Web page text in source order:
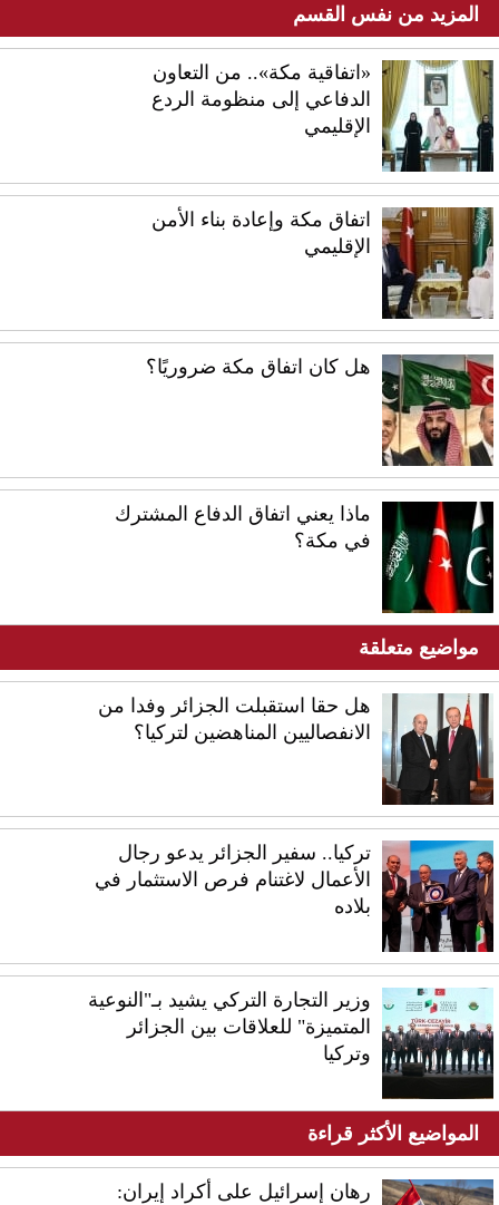
المزيد من نفس القسم
«اتفاقية مكة».. من التعاون
الدفاعي إلى منظومة الردع
الإقليمي
اتفاق مكة وإعادة بناء الأمن
الإقليمي
هل كان اتفاق مكة ضروريًا؟
ماذا يعني اتفاق الدفاع المشترك
في مكة؟
مواضيع متعلقة
هل حقا استقبلت الجزائر وفدا من
الانفصاليين المناهضين لتركيا؟
تركيا.. سفير الجزائر يدعو رجال
الأعمال لاغتنام فرص الاستثمار في
بلاده
وزير التجارة التركي يشيد بـ"النوعية
المتميزة" للعلاقات بين الجزائر
وتركيا
المواضيع الأكثر قراءة
رهان إسرائيل على أكراد إيران: